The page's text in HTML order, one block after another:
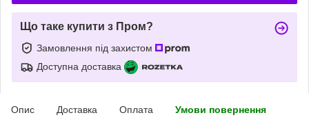
Що таке купити з Пром?
Замовлення під захистом
Доступна доставка
Опис Доставка Оплата Умови повернення